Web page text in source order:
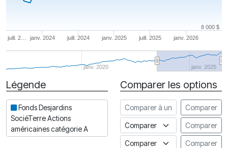
janv. 2024 janv. 2026
juill. 2… juill. 2024 janv. 2025 juill. 2025
janv. 2020 janv. 2025
8 000 $
Date
Légende
Fonds Desjardins
SociéTerre Actions
américaines catégorie A
Comparer les options
Comparer à un autre fonds
Comparer
Comparer à un indiceComparer
Comparer à un Indice de
Comparer